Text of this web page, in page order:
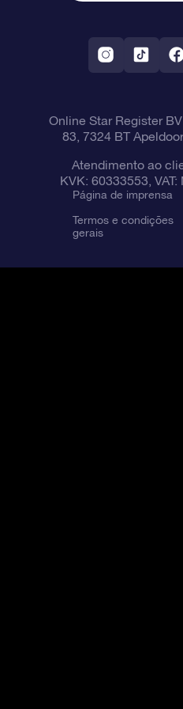
Aplicativo RV Fly me to
Constelações
Online Star Register BV
83, 7324 BT
Atendimento ao
KVK: 60333553,
Página de imprensa
Termos e condições
gerais